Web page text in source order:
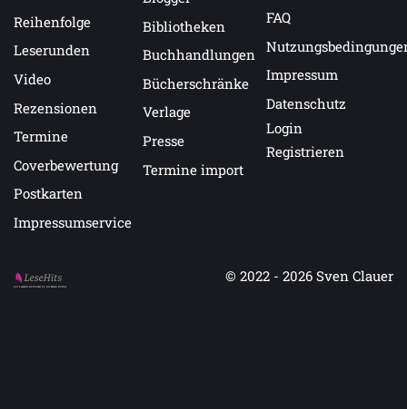
Reihenfolge
Leserunden
Video
Rezensionen
Termine
Coverbewertung
Postkarten
Impressumservice
Bibliotheken
Buchhandlungen
Bücherschränke
Verlage
Presse
Termine import
FAQ
Impressum
Datenschutz
Login
Registrieren
Auf LeseHits.de findest Du die besten Bücher.
© 2022 - 2026 Sven Clauer